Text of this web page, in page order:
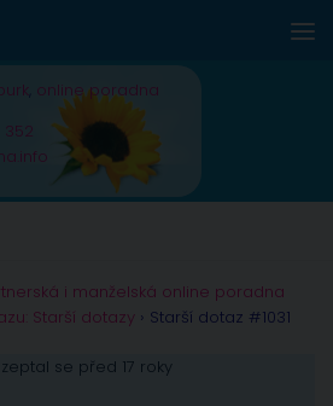
online poradna
352
i manželská online poradna
Starší dotazy › Starší dotaz #1031
zeptal se před 17 roky